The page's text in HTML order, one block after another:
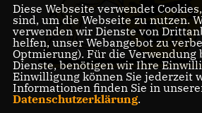
Diese Webseite verwendet
sind, um die Webseite zu nutzen.
verwenden wir Dienste von
helfen, unser Webangebot zu
Optmierung). Für die
Dienste, benötigen wir Ihre
Einwilligung können Sie jederzeit
Informationen finden Sie in
Datenschutzerklärung.